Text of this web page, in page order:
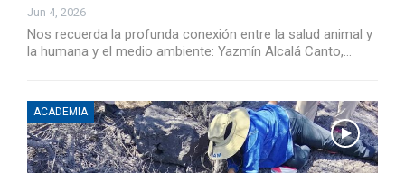
Jun 4, 2026
Nos recuerda la profunda conexión entre la salud animal y
la humana y el medio ambiente: Yazmín Alcalá Canto,…
ACADEMIA